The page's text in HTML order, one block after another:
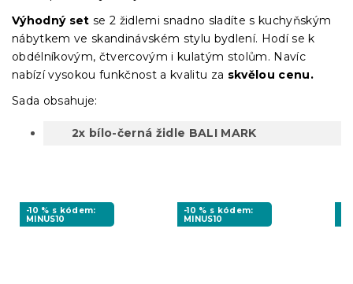
Výhodný set se 2 židlemi snadno sladíte s kuchyňským
nábytkem ve skandinávském stylu bydlení. Hodí se k
obdélníkovým, čtvercovým i kulatým stolům. Navíc
nabízí vysokou funkčnost a kvalitu za skvělou cenu.
Sada obsahuje:
2x bílo-černá židle BALI MARK
-10 % s kódem:
MINUS10
-10 % s kódem:
MINUS10